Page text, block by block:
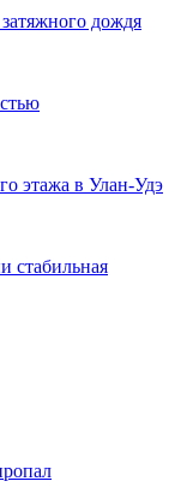
дождя
этажа в Улан-Удэ
стабильная